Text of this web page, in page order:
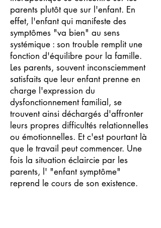
parents plutôt que sur l'enfant. En
effet, l'enfant qui manifeste des
symptômes "va bien" au sens
systémique : son trouble remplit une
fonction d'équilibre pour la famille.
Les parents, souvent inconsciemment
satisfaits que leur enfant prenne en
charge l'expression du
dysfonctionnement familial, se
trouvent ainsi déchargés d'affronter
leurs propres difficultés relationnelles
ou émotionnelles. Et c'est pourtant là
que le travail peut commencer. Une
fois la situation éclaircie par les
parents, l' "enfant symptôme"
reprend le cours de son existence.